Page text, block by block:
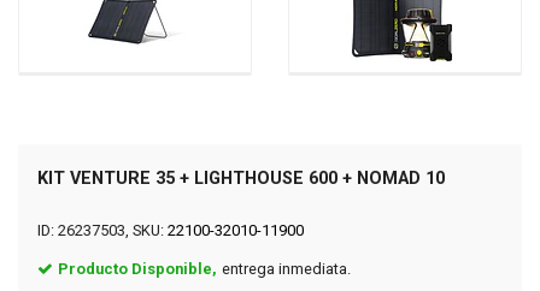
KIT VENTURE 35 + LIGHTHOUSE 600 + NOMAD 10
ID: 26237503, SKU: 22100-32010-11900
Producto Disponible, entrega inmediata.